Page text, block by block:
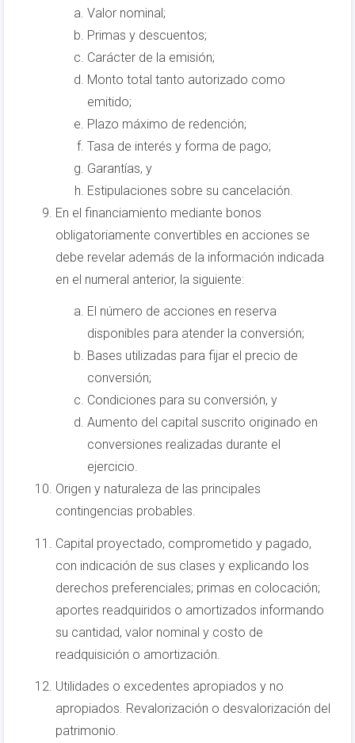
Valor nominal;
Primas y descuentos;
Carácter de la emisión;
Monto total tanto autorizado como
emitido;
Plazo máximo de redención;
Tasa de interés y forma de pago;
Garantías, y
Estipulaciones sobre su cancelación.
En el financiamiento mediante bonos
obligatoriamente convertibles en acciones se
debe revelar además de la información indicada
en el numeral anterior, la siguiente:
El número de acciones en reserva
disponibles para atender la conversión;
Bases utilizadas para fijar el precio de
conversión;
Condiciones para su conversión, y
Aumento del capital suscrito originado en
conversiones realizadas durante el
ejercicio.
Origen y naturaleza de las principales
contingencias probables.
Capital proyectado, comprometido y pagado,
con indicación de sus clases y explicando los
derechos preferenciales; primas en colocación;
aportes readquiridos o amortizados informando
su cantidad, valor nominal y costo de
readquisición o amortización.
Utilidades o excedentes apropiados y no
apropiados. Revalorización o desvalorización del
patrimonio.